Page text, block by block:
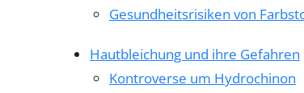
Gesundheitsrisiken von
Hautbleichung und ihre Gefahren
Kontroverse um Hydrochinon